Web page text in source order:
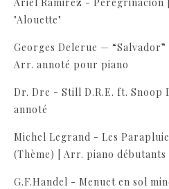
"Alouette"
Georges Delerue — “Salvador”
Arr. annoté pour piano
Dr. Dre - Still D.R.E. ft. Snoop
annoté
Michel Legrand - Les
(Thème) | Arr. piano débutants
G.F.Handel - Menuet en sol